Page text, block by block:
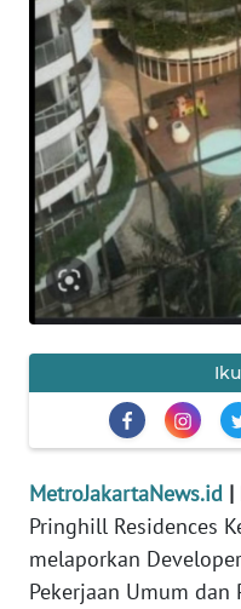
MetroJakartaNews.id |
Pringhill Residences
melaporkan
Pekerjaan Umum dan
INFO
IKLAN
TENTANG
KAMI
PEDOMAN
MEDIA
SIBER
Wahana
News
Regional